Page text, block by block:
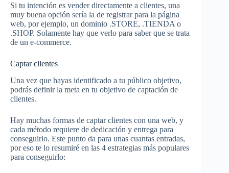
Si tu intención es vender directamente a clientes, una
muy buena opción sería la de registrar para la página
web, por ejemplo, un dominio .STORE, .TIENDA o
.SHOP. Solamente hay que verlo para saber que se trata
de un e-commerce.
Captar clientes
Una vez que hayas identificado a tu público objetivo,
podrás definir la meta en tu objetivo de captación de
clientes.
Hay muchas formas de captar clientes con una web, y
cada método requiere de dedicación y entrega para
conseguirlo. Este punto da para unas cuantas entradas,
por eso te lo resumiré en las 4 estrategias más populares
para conseguirlo: